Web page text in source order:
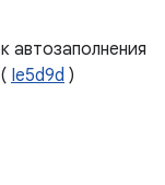
автозаполнения
Ie5d9d )